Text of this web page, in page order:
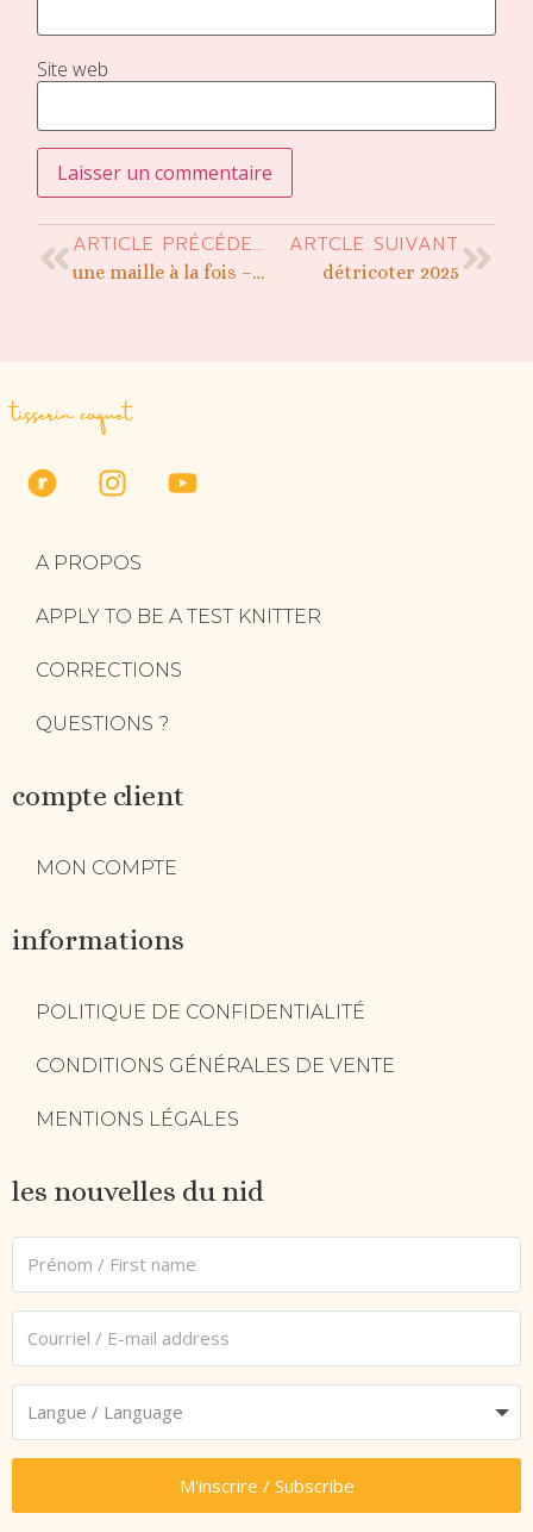
Site web
ARTICLE PRÉCÉDENT
une maille à la fois – décembre 2025
ARTCLE SUIVANT
détricoter 2025
tisserin coquet
A PROPOS
APPLY TO BE A TEST KNITTER
CORRECTIONS
QUESTIONS ?
compte client
MON COMPTE
informations
POLITIQUE DE CONFIDENTIALITÉ
CONDITIONS GÉNÉRALES DE VENTE
MENTIONS LÉGALES
les nouvelles du nid
M'inscrire / Subscribe